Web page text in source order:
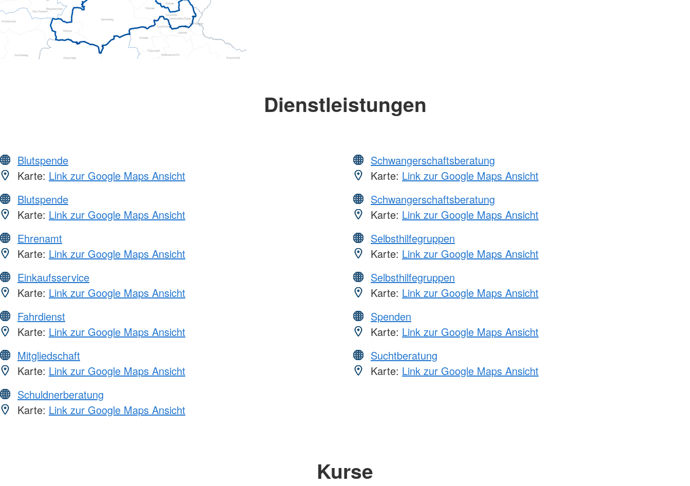
Dienstleistungen
Blutspende
Karte: Link zur Google Maps Ansicht
Blutspende
Karte: Link zur Google Maps Ansicht
Ehrenamt
Karte: Link zur Google Maps Ansicht
Einkaufsservice
Karte: Link zur Google Maps Ansicht
Fahrdienst
Karte: Link zur Google Maps Ansicht
Mitgliedschaft
Karte: Link zur Google Maps Ansicht
Schuldnerberatung
Karte: Link zur Google Maps Ansicht
Schwangerschaftsberatung
Karte: Link zur Google Maps Ansicht
Schwangerschaftsberatung
Karte: Link zur Google Maps Ansicht
Selbsthilfegruppen
Karte: Link zur Google Maps Ansicht
Selbsthilfegruppen
Karte: Link zur Google Maps Ansicht
Spenden
Karte: Link zur Google Maps Ansicht
Suchtberatung
Karte: Link zur Google Maps Ansicht
Kurse